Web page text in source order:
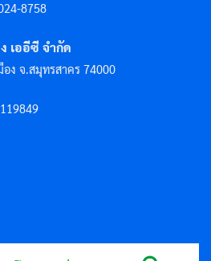
8758
เออีซี จำกัด
ง จ.สมุทรสาคร 74000